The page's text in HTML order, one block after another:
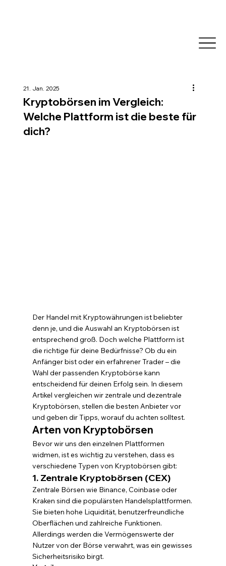
Kryptobörsen im Vergleich:
Welche Plattform ist die beste für
dich?
21. Jan. 2025
Der Handel mit Kryptowährungen ist beliebter
denn je, und die Auswahl an Kryptobörsen ist
entsprechend groß. Doch welche Plattform ist
die richtige für deine Bedürfnisse? Ob du ein
Anfänger bist oder ein erfahrener Trader – die
Wahl der passenden Kryptobörse kann
entscheidend für deinen Erfolg sein. In diesem
Artikel vergleichen wir zentrale und dezentrale
Kryptobörsen, stellen die besten Anbieter vor
und geben dir Tipps, worauf du achten solltest.
Arten von Kryptobörsen
Bevor wir uns den einzelnen Plattformen
widmen, ist es wichtig zu verstehen, dass es
verschiedene Typen von Kryptobörsen gibt:
1. Zentrale Kryptobörsen (CEX)
Zentrale Börsen wie Binance, Coinbase oder
Kraken sind die populärsten Handelsplattformen.
Sie bieten hohe Liquidität, benutzerfreundliche
Oberflächen und zahlreiche Funktionen.
Allerdings werden die Vermögenswerte der
Nutzer von der Börse verwahrt, was ein gewisses
Sicherheitsrisiko birgt.